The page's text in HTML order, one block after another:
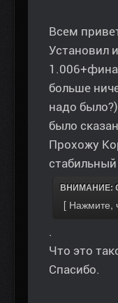
Всем
Установил
больше
надо
было
Прохожу
ВНИМАНИЕ:
.
Что это
Спасибо.